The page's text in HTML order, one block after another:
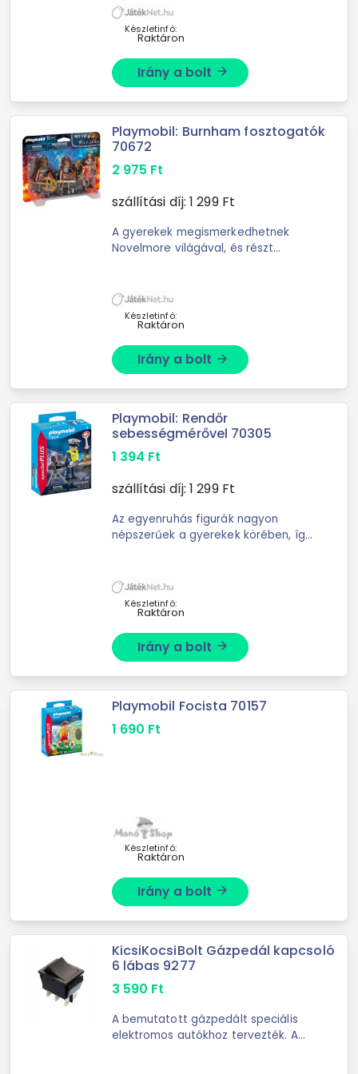
nagy családi sátrat, ...
Készletinfó:
Raktáron
Irány a bolt arrow_forward
Playmobil: Burnham fosztogatók
70672
2 975 Ft
szállítási díj: 1 299Ft
A gyerekek megismerkedhetnek
Novelmore világával, és részt
rengeteg a lovag, a varázsló és
bizony a ...
Készletinfó:
Raktáron
Irány a bolt arrow_forward
Playmobil: Rendőr
sebességmérővel 70305
1 394 Ft
szállítási díj: 1 299Ft
Az egyenruhás figurák nagyon
népszerűek a gyerekek körében, így
ráadásul remek kiegészítő a
Playmobil ...
Készletinfó:
Raktáron
Irány a bolt arrow_forward
Playmobil Focista 70157
1 690 Ft
Készletinfó:
Raktáron
Irány a bolt arrow_forward
KicsiKocsiBolt Gázpedál kapcsoló
6 lábas 9277
3 590 Ft
A bemutatott gázpedált speciális
elektromos autókhoz tervezték. A